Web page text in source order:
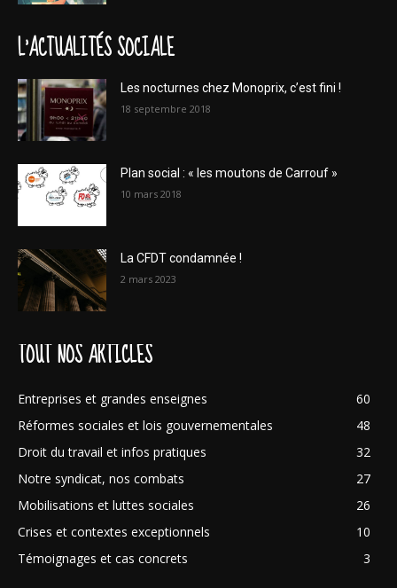
L'ACTUALITÉS SOCIALE
Les nocturnes chez Monoprix, c’est fini !
18 septembre 2018
Plan social : « les moutons de Carrouf »
10 mars 2018
La CFDT condamnée !
2 mars 2023
TOUT NOS ARTICLES
Entreprises et grandes enseignes
60
Réformes sociales et lois gouvernementales
48
Droit du travail et infos pratiques
32
Notre syndicat, nos combats
27
Mobilisations et luttes sociales
26
Crises et contextes exceptionnels
10
Témoignages et cas concrets
3